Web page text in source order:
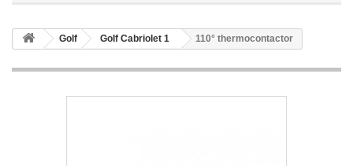
Golf Golf Cabriolet 1 110° thermocontactor